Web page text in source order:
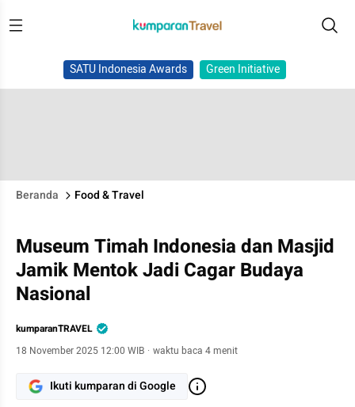
SATU Indonesia Awards Green Initiative
Beranda Food & Travel
Museum Timah Indonesia dan Masjid
Jamik Mentok Jadi Cagar Budaya
Nasional
kumparanTRAVEL
18 November 2025 12:00 WIB · waktu baca 4 menit
Ikuti kumparan di Google